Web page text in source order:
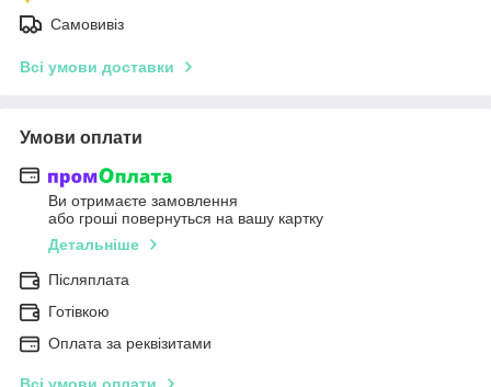
Самовивіз
Всі умови доставки
Умови оплати
Ви отримаєте замовлення
або гроші повернуться на вашу картку
Детальніше
Післяплата
Готівкою
Оплата за реквізитами